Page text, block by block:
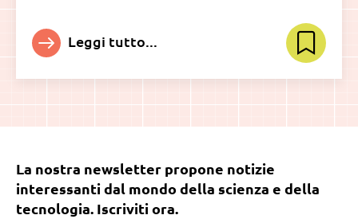
Leggi tutto...
La nostra newsletter propone notizie
interessanti dal mondo della scienza e della
tecnologia. Iscriviti ora.